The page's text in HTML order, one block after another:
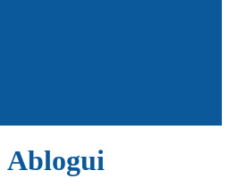
Ablogui